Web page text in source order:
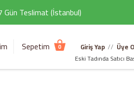
Gün Teslimat (İstanbul)
Sepetim 0 Giriş Yap // Üye
Eski Tadında Satıcı